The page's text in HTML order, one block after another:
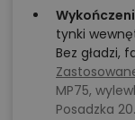
tynki
Bez gładzi,
MP75,
Posadzka 20.